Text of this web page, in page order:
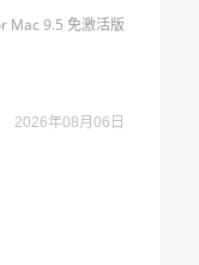
Mac 9.5 免激活版
2026年08月06日